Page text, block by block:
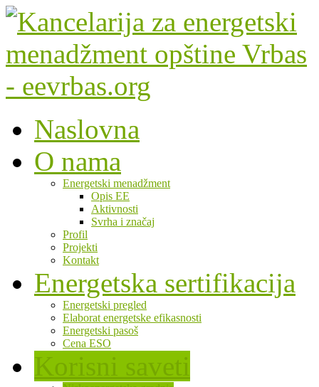
Naslovna
O nama
Energetski menadžment
Opis EE
Aktivnosti
Svrha i značaj
Profil
Projekti
Kontakt
Energetska sertifikacija
Energetski pregled
Elaborat energetske efikasnosti
Energetski pasoš
Cena ESO
Korisni saveti